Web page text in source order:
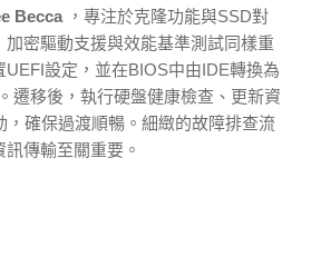
Becca ，專注於克隆功能與SSD對
密驅動支援與效能基準測試同樣重
設定，並在BIOS中由IDE轉換為
遷移後，執行硬盤健康檢查、更新資
，確保過渡順暢。細緻的故障排查流
傳輸至關重要。